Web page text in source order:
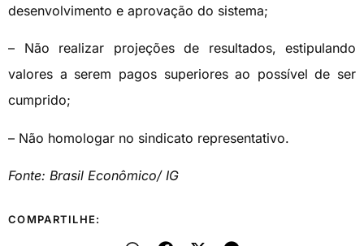
desenvolvimento e aprovação do sistema;
– Não realizar projeções de resultados, estipulando
valores a serem pagos superiores ao possível de ser
cumprido;
– Não homologar no sindicato representativo.
Fonte: Brasil Econômico/ IG
COMPARTILHE: